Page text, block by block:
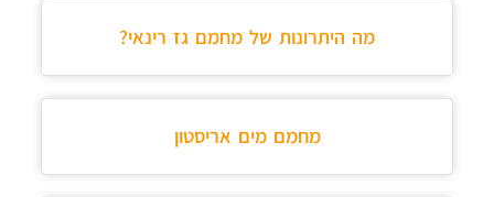
מה היתרונות של מחמם גז רינאי?
מחמם מים אריסטון